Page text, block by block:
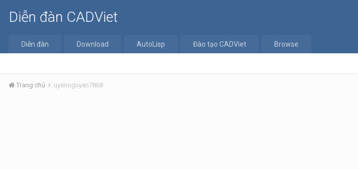
Diễn đàn CADViet
Diễn đàn Download AutoLisp Đào tạo CADViet Browse
Trang chủ uyennguyen7868